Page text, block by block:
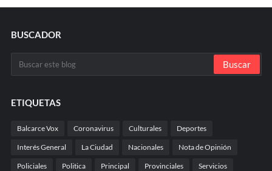
BUSCADOR
ETIQUETAS
Balcarce Vox Coronavirus Culturales Deportes
Interés General La Ciudad Nacionales Nota de Opinión
Policiales Politica Principal Provinciales Servicios